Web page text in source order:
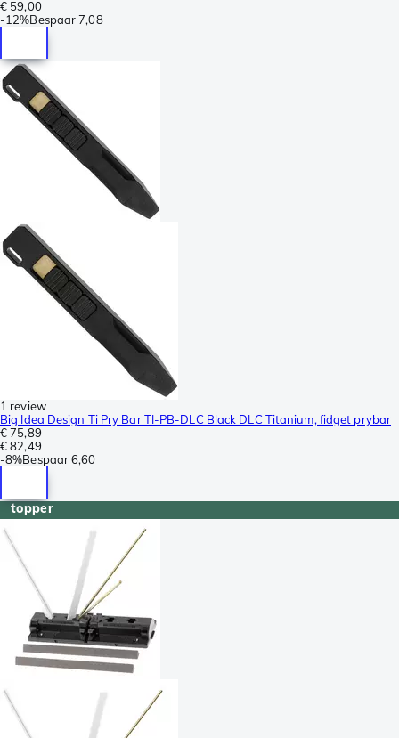
€ 59,00
-12%Bespaar 7,08
1 review
Big Idea Design Ti Pry Bar TI-PB-DLC Black DLC Titanium, fidget prybar
€ 75,89
€ 82,49
-8%Bespaar6,60
topper